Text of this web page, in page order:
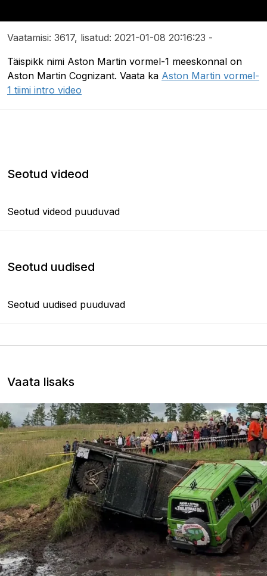
Vaatamisi: 3617, lisatud: 2021-01-08 20:16:23 -
Täispikk nimi Aston Martin vormel-1 meeskonnal on
Aston Martin Cognizant. Vaata ka Aston Martin vormel-
1 tiimi intro video
Seotud videod
Seotud videod puuduvad
Seotud uudised
Seotud uudised puuduvad
Vaata lisaks